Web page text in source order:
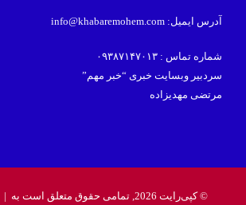
آدرس ایمیل: info@khabaremohem.com
شماره تماس : ۰۹۳۸۷۱۴۷۰۱۳
سردبیر وبسایت خبری “خبر مهم”
مرتضی مهدیزاده
© کپی‌رایت 2026, تمامی حقوق متعلق است به |